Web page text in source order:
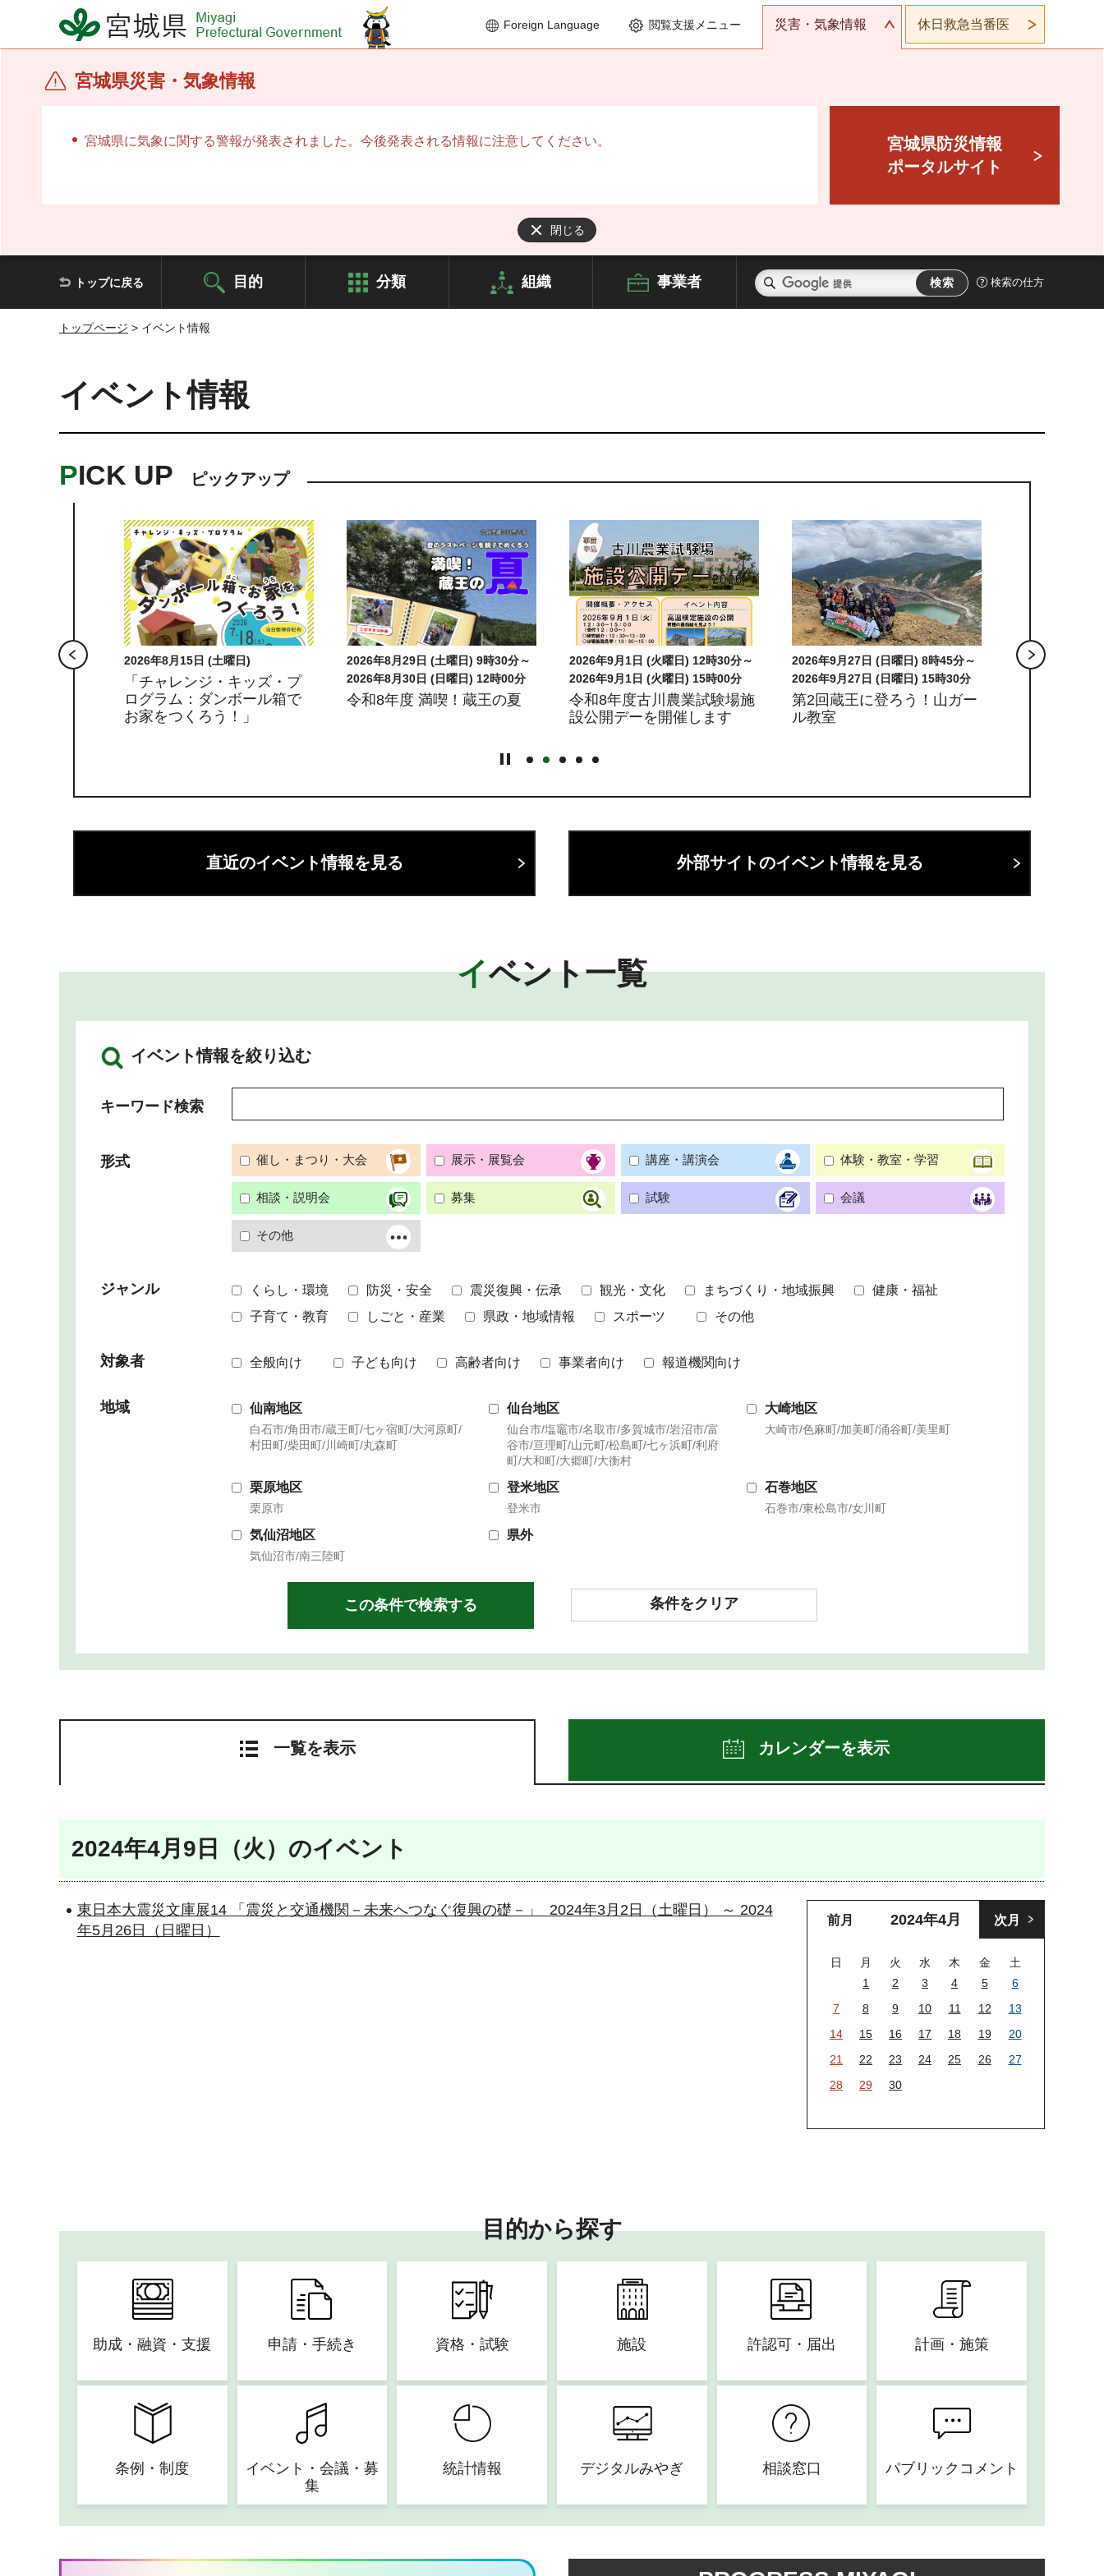
宮城県 Miyagi Prefectural Government Foreign Language 閲覧支援メニュー 災害・気象情報
宮城県災害・気象情報
宮城県に気象に関する警報が発表されました。今後発表される情報に注意してください。
宮城県防災情報
ポータルサイト
閉じる
休日救急当番医
トップに戻る 目的 分類 組織 事業者 検索の仕方
トップページ > イベント情報
イベント情報
PICK UP ピックアップ
2026年8月29日 (土曜日) 9時30分～
2026年8月30日 (日曜日) 12時00分
令和8年度 満喫！蔵王の夏
2026年9月1日 (火曜日) 12時30分～
2026年9月1日 (火曜日) 15時00分
令和8年度古川農業試験場施
2026年9月27日 (日曜日) 8時45分～
2026年9月27日 (日曜日) 15時30分
第2回蔵王に登ろう！山ガー
ル教室
2026年8月9日 (日曜日)
「見える収蔵庫体験」8月9
日開催分（申込は締め切り
ました）
2026年8月15日
直近のイベント情報を見る 外部サイトのイベント情報を見る
イベント一覧
イベント情報を絞り込む
キーワード検索
形式 催し・まつり・大会 展示・展覧会 講座・講演会 体験・教室・学習
相談・説明会 募集 試験 会議
その他
ジャンル くらし・環境 防災・安全 震災復興・伝承 観光・文化 まちづくり・地域振興
健康・福祉
子育て・教育
しごと・産業 県政・地域情報 スポーツ その他
対象者 全般向け 子ども向け 高齢者向け 事業者向け 報道機関向け
地域 仙南地区
白石市/角田市/蔵王町/七ヶ宿町/大河原町/
村田町/柴田町/川崎町/丸森町
仙台地区
仙台市/塩竈市/名取市/多賀城市/岩沼市/富
谷市/亘理町/山元町/松島町/七ヶ浜町/利府
町/大和町/大郷町/大衡村
大崎地区
大崎市/色麻町/加美町/涌谷町/美里町
栗原地区
栗原市
登米地区
登米市
石巻地区
石巻市/東松島市/女川町
気仙沼地区
気仙沼市/南三陸町
県外
条件をクリア
一覧を表示 カレンダーを表示
2024年4月9日（火）のイベント
前月 2024年4月 次月
日 月 火 水 木 金
土
1
2 3 4 5
6
7
8 9 10 11 12
13
14
15 16 17 18 19
20
21
22 23 24 25 26
27
28
29 30
東日本大震災文庫展14 「震災と交通機関－未来へつなぐ復興の礎－」 2024年3月2日（土曜日） ～ 2024
年5月26日（日曜日）
目的から探す
助成・融資・支援 申請・手続き 資格・試験 施設 許認可・届出 計画・施策
条例・制度
イベント・会議・募
集
統計情報 デジタルみやぎ 相談窓口 パブリックコメント